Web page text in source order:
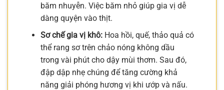
băm nhuyễn. Việc băm nhỏ giúp gia vị dễ
dàng quyện vào thịt.
Sơ chế gia vị khô:Hoa hồi, quế, thảo quả có
thể rang sơ trên chảo nóng không dầu
trong vài phút cho dậy mùi thơm. Sau đó,
đập dập nhẹ chúng để tăng cường khả
năng giải phóng hương vị khi ướp và nấu.